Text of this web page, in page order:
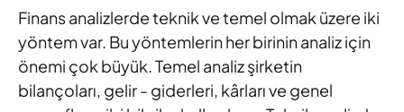
Finans analizlerde teknik ve temel olmak üzere iki
yöntem var. Bu yöntemlerin her birinin analiz için
önemi çok büyük. Temel analiz şirketin
bilançoları, gelir - giderleri, kârları ve genel